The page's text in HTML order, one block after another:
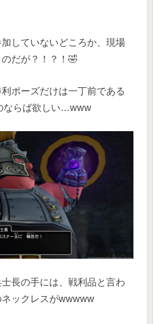
していないどころか、現場
だが？！？！🤣
ポーズだけは一丁前である
ならば欲しい…www
長の手には、戦利品と言わ
ックレスがwwwww